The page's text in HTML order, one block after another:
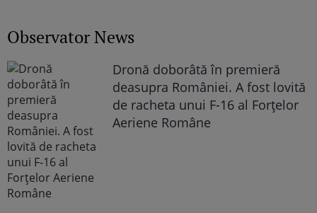
Observator News
Dronă doborâtă în premieră
deasupra României. A fost lovită
de racheta unui F-16 al Forţelor
Aeriene Române